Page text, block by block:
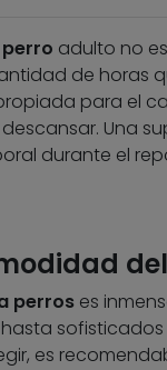
adulto no
de horas
para el
Una
durante el
perroses
es